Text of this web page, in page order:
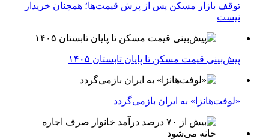
توقف بازار مسکن پس از پرش قیمت‌ها؛ همچنان خریدار
نیست
پیش‌بینی قیمت مسکن تا پایان تابستان ۱۴۰۵
«لوفت‌هانزا» به ایران بازمی‌گردد